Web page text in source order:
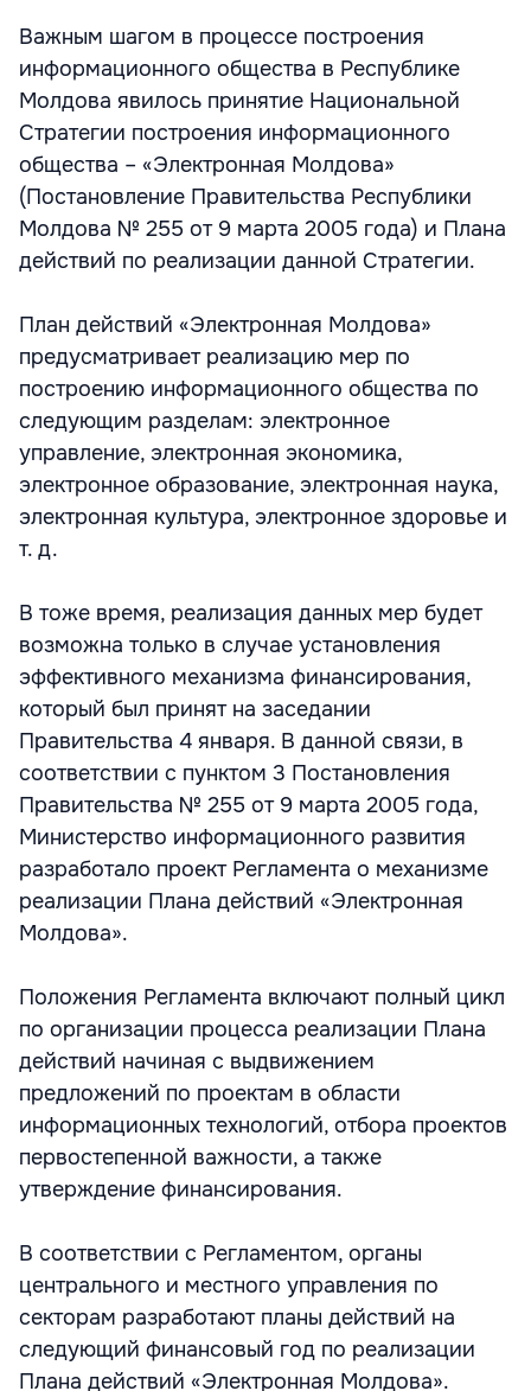
Важным шагом в процессе построения
информационного общества в Республике
Молдова явилось принятие Национальной
Стратегии построения информационного
общества – «Электронная Молдова»
(Постановление Правительства Республики
Молдова № 255 от 9 марта 2005 года) и Плана
действий по реализации данной Стратегии.
План действий «Электронная Молдова»
предусматривает реализацию мер по
построению информационного общества по
следующим разделам: электронное
управление, электронная экономика,
электронное образование, электронная наука,
электронная культура, электронное здоровье и
т. д.
В тоже время, реализация данных мер будет
возможна только в случае установления
эффективного механизма финансирования,
который был принят на заседании
Правительства 4 января. В данной связи, в
соответствии с пунктом 3 Постановления
Правительства № 255 от 9 марта 2005 года,
Министерство информационного развития
разработало проект Регламента о механизме
реализации Плана действий «Электронная
Молдова».
Положения Регламента включают полный цикл
по организации процесса реализации Плана
действий начиная с выдвижением
предложений по проектам в области
информационных технологий, отбора проектов
первостепенной важности, а также
утверждение финансирования.
В соответствии с Регламентом, органы
центрального и местного управления по
секторам разработают планы действий на
следующий финансовый год по реализации
Плана действий «Электронная Молдова».